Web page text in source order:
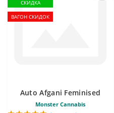
СКИДКА
ВАГОН СКИДОК
Auto Afgani Feminised
Monster Cannabis